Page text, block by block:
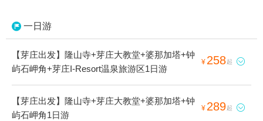
一日游
【芽庄出发】隆山寺+芽庄大教堂+婆那加塔+钟
屿石岬角+芽庄I-Resort温泉旅游区1日游
¥ 258起 
【芽庄出发】隆山寺+芽庄大教堂+婆那加塔+钟
屿石岬角1日游
¥ 289起 